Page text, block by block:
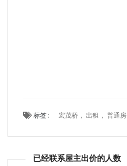
标签 : 宏茂桥， 出租， 普通房
已经联系屋主出价的人数